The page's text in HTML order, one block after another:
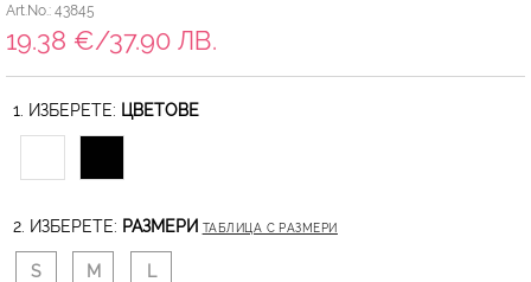
Art.No.: 43845
19.38 €/37.90 ЛВ.
1. ИЗБЕРЕТЕ: ЦВЕТОВЕ
2. ИЗБЕРЕТЕ: РАЗМЕРИ ТАБЛИЦА С РАЗМЕРИ
S M L